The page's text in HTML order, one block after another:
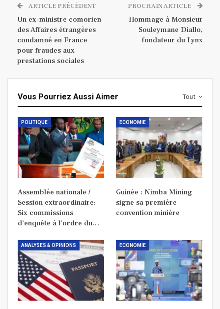
ARTICLE PRÉCÉDENT
Un ex-ministre comorien
des Affaires étrangères
condamné en France
pour fraudes aux
prestations sociales
PROCHAIN ARTICLE
Hommage à Monsieur
Souleymane Diallo,
fondateur du Lynx
Tout
Vous Pourriez Aussi Aimer
POLITIQUE
Assemblée nationale /
Session extraordinaire:
Six commissions
d’enquête à l’ordre du…
ECONOMIE
Guinée : Nimba Mining
signe sa première
convention minière
ANALYSES & OPINIONS ECONOMIE